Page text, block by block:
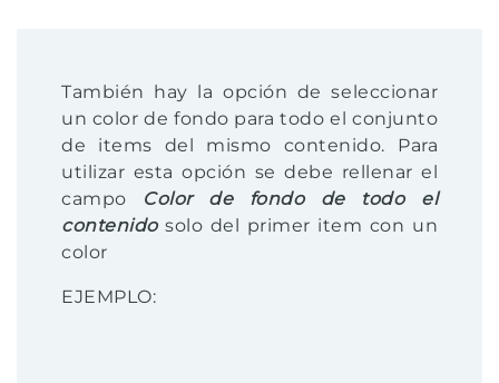
También hay la opción de seleccionar
un color de fondo para todo el conjunto
de items del mismo contenido. Para
utilizar esta opción se debe rellenar el
campo
Color de fondo de todo el
contenidosolo del primer item con un
color
EJEMPLO: